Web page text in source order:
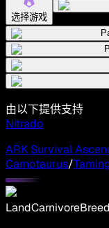
选择游戏
由以下提供支持
Nitrado
ARK Survival
Carnotaurus/
LandCarnivore